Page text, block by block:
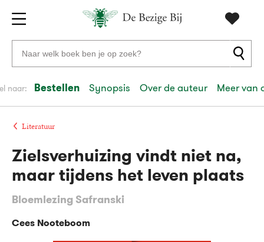
Gratis
verzending
vanaf
20
euro
Voor
23:59
volgendein
Veilig
retourneren
Zoeken
naar
auteurs
en
uitgevers
naar: Bestellen Synopsis Over de auteur Meer van
Literatuur
Zielsverhuizing vindt niet na,
maar tijdens het leven plaats
Bloemlezing Safranski
Cees Nooteboom